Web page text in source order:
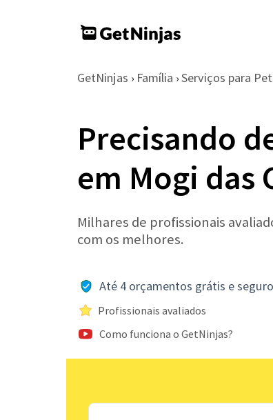
GetNinjas › Família › Serviços para
Precisando
em Mogi das
Milhares de profissionais
com os melhores.
Até 4 orçamentos grátis e
Profissionais avaliados
Como funciona o GetNinjas?